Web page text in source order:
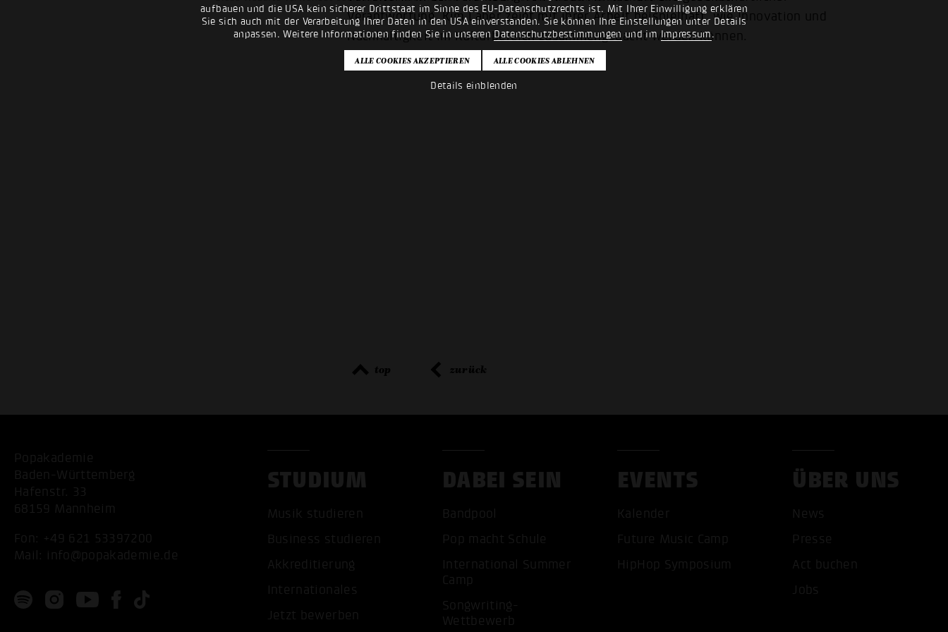
aufbauen und die USA kein sicherer Drittstaat im Sinne des EU-Datenschutzrechts ist. Mit Ihrer Einwilligung erklären
Sie sich auch mit der Verarbeitung Ihrer Daten in den USA einverstanden. Sie können Ihre Einstellungen unter Details
anpassen. Weitere Informationen finden Sie in unseren Datenschutzbestimmungen und imImpressum.
ALLE COOKIES AKZEPTIEREN
Details einblenden
Verantwortung. Kim Laber zeigt mit ihrer Arbeit beispielhaft, wie Innovation und
Nachhaltigkeit im Kulturbereich zusammengedacht werden können.
top zurück
Popakademie
Baden-Württemberg
Hafenstr. 33
68159 Mannheim
Fon: +49 621 53397200
Mail: info@popakademie.de
STUDIUM
Musik studieren
Business studieren
Akkreditierung
Internationales
Jetzt bewerben
DABEI SEIN
Bandpool
Pop macht Schule
International Summer
Camp
Songwriting-
Wettbewerb
EVENTS
Kalender
Future Music Camp
HipHop Symposium
ÜBER UNS
News
Presse
Act buchen
Jobs